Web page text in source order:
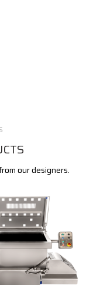
our designers.